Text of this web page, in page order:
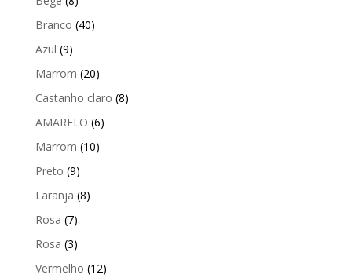
Branco (40)
Azul (9)
Marrom (20)
Castanho claro (8)
AMARELO (6)
Marrom (10)
Preto (9)
Laranja (8)
Rosa (7)
Rosa (3)
Vermelho (12)